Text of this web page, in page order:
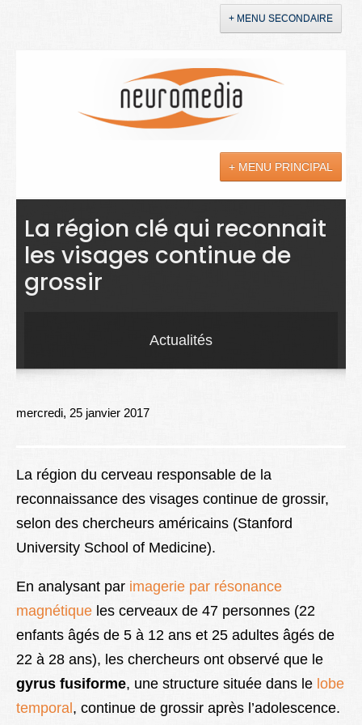
+ MENU SECONDAIRE
+ MENU PRINCIPAL
Actualités
Sciences
Maladies
Better Health
La région clé qui reconnait
les visages continue de
grossir
Actualités
mercredi, 25 janvier 2017
La région du cerveau responsable de la
reconnaissance des visages continue de grossir,
selon des chercheurs américains (Stanford
University School of Medicine).
En analysant par imagerie par résonance
magnétique les cerveaux de 47 personnes (22
enfants âgés de 5 à 12 ans et 25 adultes âgés de
22 à 28 ans), les chercheurs ont observé que le
gyrus fusiforme, une structure située dans le lobe
temporal , continue de grossir après l’adolescence.